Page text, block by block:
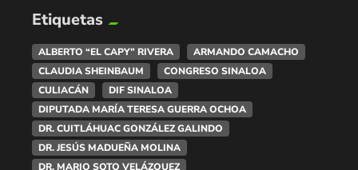
Etiquetas
ALBERTO “EL CAPY” RIVERA
ARMANDO CAMACHO
CLAUDIA SHEINBAUM
CONGRESO SINALOA
CULIACÁN
DIF SINALOA
DIPUTADA MARÍA TERESA GUERRA OCHOA
DR. CUITLÁHUAC GONZÁLEZ GALINDO
DR. JESÚS MADUEÑA MOLINA
DR. MARIO SOTO VELÁZQUEZ